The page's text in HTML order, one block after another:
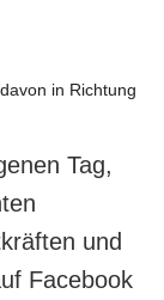
Tag,
und
Facebook